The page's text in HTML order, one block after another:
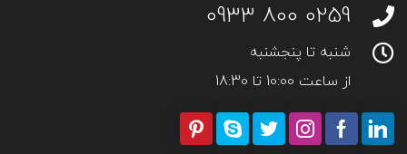
0259 800 0933
شنبه تا پنجشنبه
از ساعت 10:00 تا 18:30